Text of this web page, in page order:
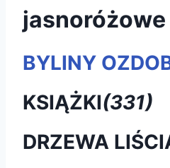
BYLINY
KSIĄŻKI(331)
DRZEWA